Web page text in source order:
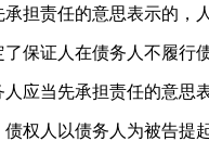
担责任的意思表示的，
证人在债务人不履行
应当先承担责任的意思
人以债务人为被告提